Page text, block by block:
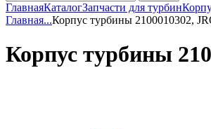
ГлавнаяКаталогЗапчасти для турбин
Главная...Корпус турбины 2100010302,
Корпус турбины